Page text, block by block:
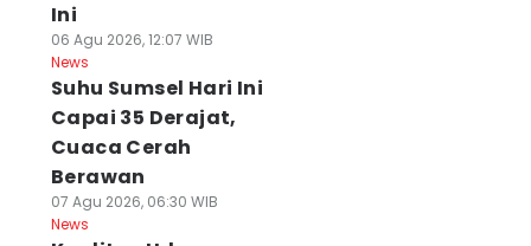
Ini
06 Agu 2026, 12:07 WIB
News
Suhu Sumsel Hari Ini
Capai 35 Derajat,
Cuaca Cerah
Berawan
07 Agu 2026, 06:30 WIB
News